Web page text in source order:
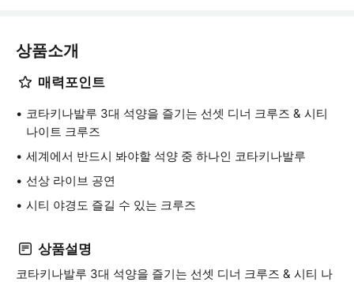
상품소개
매력포인트
코타키나발루 3대 석양을 즐기는 선셋 디너 크루즈 & 시티
나이트 크루즈
세계에서 반드시 봐야할 석양 중 하나인 코타키나발루
선상 라이브 공연
시티 야경도 즐길 수 있는 크루즈
상품설명
코타키나발루 3대 석양을 즐기는 선셋 디너 크루즈 & 시티 나